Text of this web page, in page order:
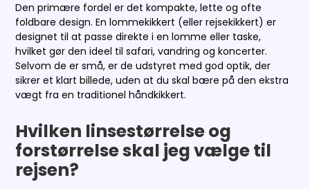
Den primære fordel er det kompakte, lette og ofte
foldbare design. En lommekikkert (eller rejsekikkert) er
designet til at passe direkte i en lomme eller taske,
hvilket gør den ideel til safari, vandring og koncerter.
Selvom de er små, er de udstyret med god optik, der
sikrer et klart billede, uden at du skal bære på den ekstra
vægt fra en traditionel håndkikkert.
Hvilken linsestørrelse og
forstørrelse skal jeg vælge til
rejsen?